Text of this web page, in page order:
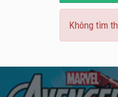
Không tìm